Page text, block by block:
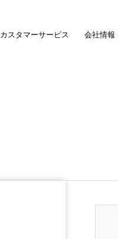
カスタマーサービス 会社情報